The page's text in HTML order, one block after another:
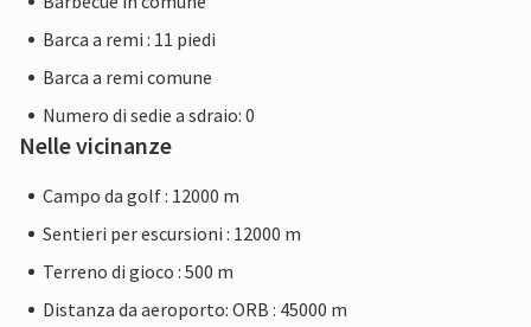
Barca a remi : 11 piedi
Barca a remi comune
Numero di sedie a sdraio: 0
Nelle vicinanze
Campo da golf : 12000 m
Sentieri per escursioni : 12000 m
Terreno di gioco : 500 m
Distanza da aeroporto: ORB : 45000 m